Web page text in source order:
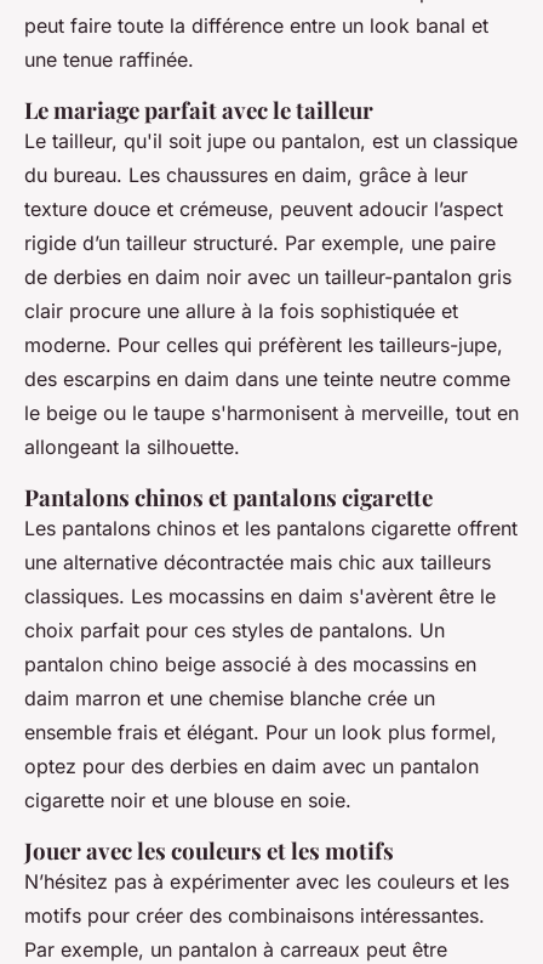
peut faire toute la différence entre un look banal et
une tenue raffinée.
Le mariage parfait avec le tailleur
Le tailleur, qu'il soit jupe ou pantalon, est un classique
du bureau. Les chaussures en daim, grâce à leur
texture douce et crémeuse, peuvent adoucir l’aspect
rigide d’un tailleur structuré. Par exemple, une paire
de derbies en daim noir avec un tailleur-pantalon gris
clair procure une allure à la fois sophistiquée et
moderne. Pour celles qui préfèrent les tailleurs-jupe,
des escarpins en daim dans une teinte neutre comme
le beige ou le taupe s'harmonisent à merveille, tout en
allongeant la silhouette.
Pantalons chinos et pantalons cigarette
Les pantalons chinos et les pantalons cigarette offrent
une alternative décontractée mais chic aux tailleurs
classiques. Les mocassins en daim s'avèrent être le
choix parfait pour ces styles de pantalons. Un
pantalon chino beige associé à des mocassins en
daim marron et une chemise blanche crée un
ensemble frais et élégant. Pour un look plus formel,
optez pour des derbies en daim avec un pantalon
cigarette noir et une blouse en soie.
Jouer avec les couleurs et les motifs
N’hésitez pas à expérimenter avec les couleurs et les
motifs pour créer des combinaisons intéressantes.
Par exemple, un pantalon à carreaux peut être